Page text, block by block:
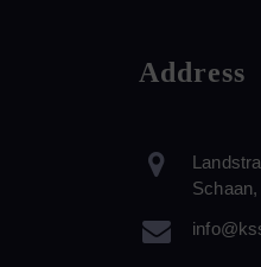
Address